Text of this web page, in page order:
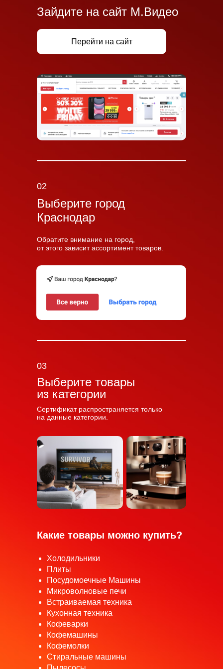
02
Выберите город
Краснодар
Обратите внимание на город,
от этого зависит ассортимент товаров.
03
Выберите товары
из категории
Сертификат распространяется только
на данные категории.
Зайдите на сайт М.Видео
Перейти на сайт
Холодильники
Плиты
Посудомоечные Машины
Микроволновые печи
Встраиваемая техника
Кухонная техника
Кофеварки
Кофемашины
Кофемолки
Стиральные машины
Какие товары можно купить?